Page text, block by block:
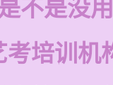
不是没用
考培训机